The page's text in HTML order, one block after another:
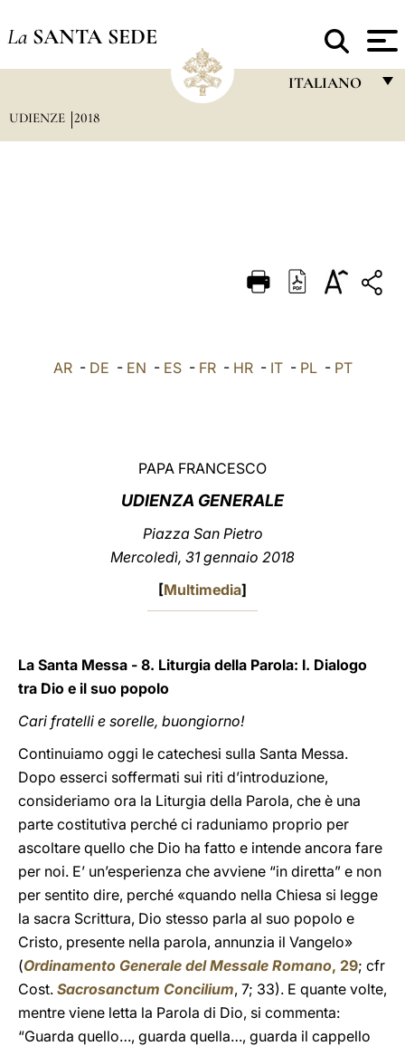
La SANTA SEDE
ITALIANO
DEUTSCH
العربيّة
UDIENZE 2018
AR- DE - EN - ES- FR- HR- IT- PL- PT
PAPA FRANCESCO
UDIENZA GENERALE
Piazza San Pietro
Mercoledì, 31 gennaio 2018
[Multimedia]
La Santa Messa - 8. Liturgia della Parola: I. Dialogo
tra Dio e il suo popolo
Cari fratelli e sorelle, buongiorno!
Continuiamo oggi le catechesi sulla Santa Messa.
Dopo esserci soffermati sui riti d’introduzione,
consideriamo ora la Liturgia della Parola, che è una
parte costitutiva perché ci raduniamo proprio per
ascoltare quello che Dio ha fatto e intende ancora fare
per noi. E’ un’esperienza che avviene “in diretta” e non
per sentito dire, perché «quando nella Chiesa si legge
la sacra Scrittura, Dio stesso parla al suo popolo e
Cristo, presente nella parola, annunzia il Vangelo»
(Ordinamento Generale del Messale Romano, 29; cfr
Cost. Sacrosanctum Concilium, 7; 33). E quante volte,
mentre viene letta la Parola di Dio, si commenta:
“Guarda quello…, guarda quella…, guarda il cappello